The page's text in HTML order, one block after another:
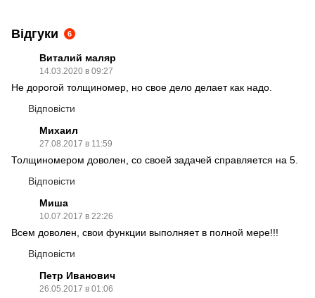
Відгуки 6
Виталий маляр
14.03.2020 в 09:27
Не дорогой толщиномер, но свое дело делает как надо.
Відповісти
Михаил
27.08.2017 в 11:59
Толщиномером доволен, со своей задачей справляется на 5.
Відповісти
Миша
10.07.2017 в 22:26
Всем доволен, свои функции выполняет в полной мере!!!
Відповісти
Петр Иванович
26.05.2017 в 01:06